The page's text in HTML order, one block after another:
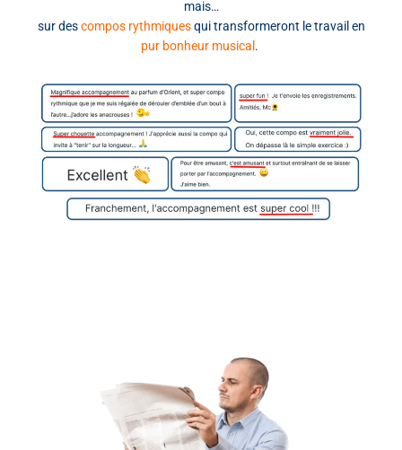
mais…
sur descompos rythmiquesqui transformeront le travail en
pur bonheur musical .